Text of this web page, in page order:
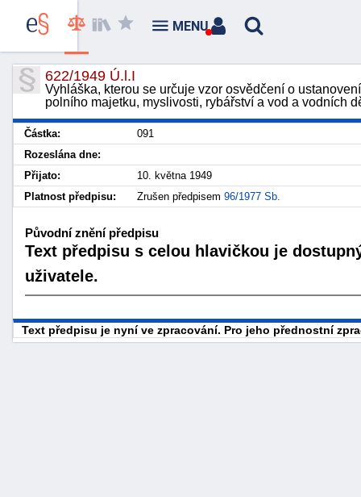
622/1949 Ú.l.I
Vyhláška, kterou se určuje vzor osvědčení o
polního majetku, myslivosti, rybářství a vod a vodních
Částka:
091
Rozeslána dne:
Přijato:
10. května 1949
Platnost předpisu:
Zrušen předpisem 96/1977 Sb.
Původní znění předpisu
Text předpisu s celou hlavičkou je
uživatele.
Text předpisu je nyní ve zpracování. Pro jeho přednostní
MENU